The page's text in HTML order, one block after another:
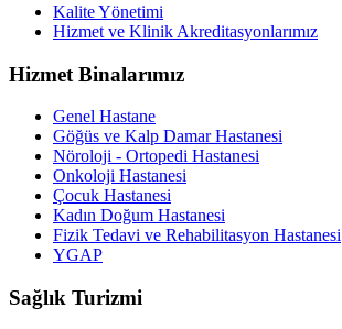
Kalite Yönetimi
Hizmet ve Klinik Akreditasyonlarımız
Hizmet Binalarımız
Genel Hastane
Göğüs ve Kalp Damar Hastanesi
Nöroloji - Ortopedi Hastanesi
Onkoloji Hastanesi
Çocuk Hastanesi
Kadın Doğum Hastanesi
Fizik Tedavi ve Rehabilitasyon Hastanesi
YGAP
Sağlık Turizmi